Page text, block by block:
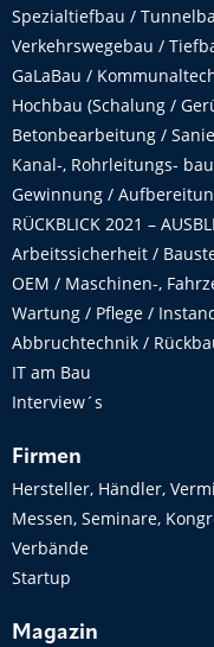
Spezialtiefbau /
Verkehrswegebau /
GaLaBau /
Hochbau (Schalung /
Betonbearbeitung /
Kanal-, Rohrleitungs-
Gewinnung /
RÜCKBLICK 2021 –
Arbeitssicherheit /
OEM / Maschinen-,
Wartung / Pflege /
Abbruchtechnik /
IT am Bau
Interview´s
Firmen
Hersteller, Händler,
Messen, Seminare,
Verbände
Startup
Magazin